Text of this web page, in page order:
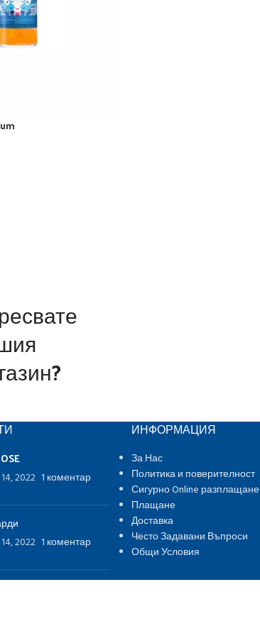
2022 1 коментар
2022 1 коментар
ИНФОРМАЦИЯ
За Нас
Политика и поверителност
Сигурно Online разплащане
Плащане
Доставка
Често Задавани Въпроси
Общи Условия